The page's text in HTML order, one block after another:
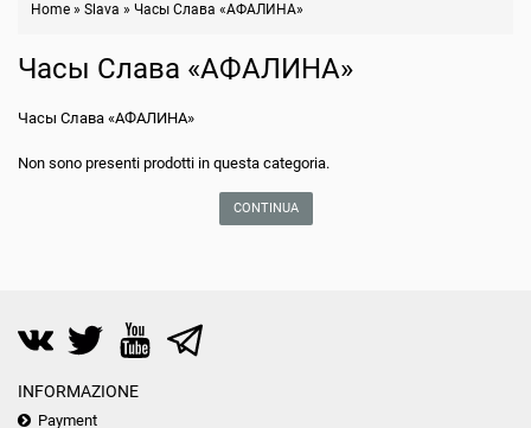
Home » Slava » Часы Слава «АФАЛИНА»
Часы Слава «АФАЛИНА»
Часы Слава «АФАЛИНА»
Non sono presenti prodotti in questa categoria.
CONTINUA
INFORMAZIONE
Payment